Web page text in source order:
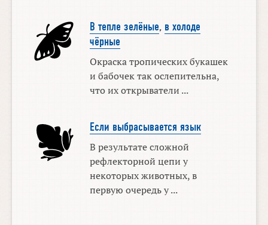
В тепле зелёные, в холоде
чёрные
Окраска тропических букашек
и бабочек так ослепительна,
что их открыватели ...
Если выбрасывается язык
В результате сложной
рефлекторной цепи у
некоторых животных, в
первую очередь у ...